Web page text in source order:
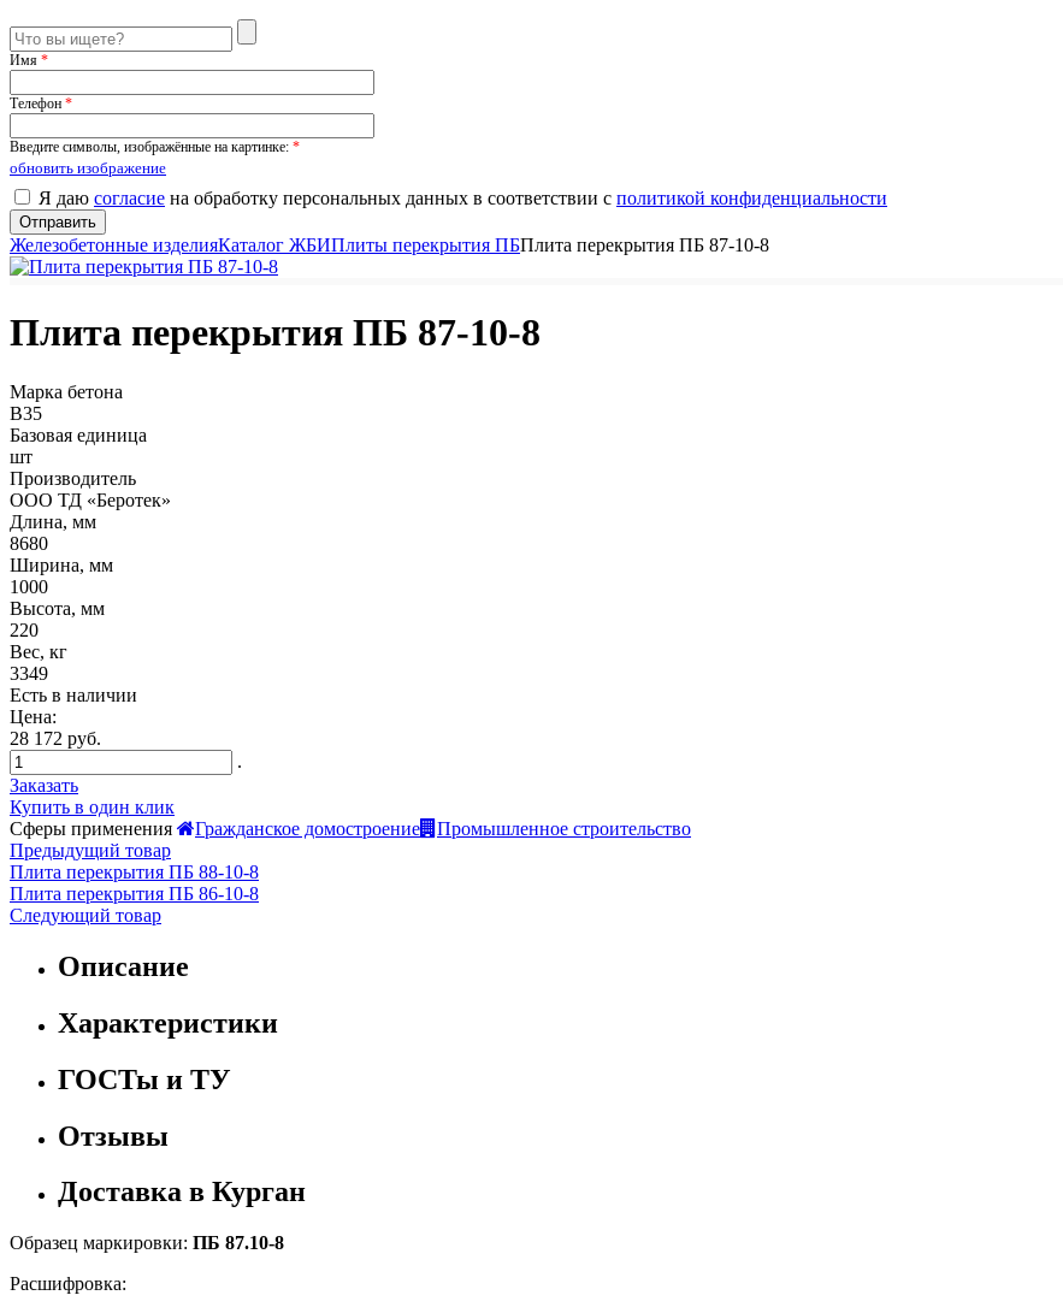
Имя *
Телефон *
Введите символы, изображённые на картинке: *
обновить изображение
Я даю согласие на обработку персональных данных в соответствии с политикой конфиденциальности
Железобетонные изделияКаталог ЖБИПлиты перекрытия ПБПлита перекрытия ПБ 87-10-8
Плита перекрытия ПБ 87-10-8
Марка бетона
B35
Базовая единица
шт
Производитель
ООО ТД «Беротек»
Длина, мм
8680
Ширина, мм
1000
Высота, мм
220
Вес, кг
3349
Есть в наличии
Цена:
28 172 руб.
.
Заказать
Купить в один клик
Сферы применения
Гражданское домостроение
Промышленное строительство
Предыдущий товар
Плита перекрытия ПБ 88-10-8
Плита перекрытия ПБ 86-10-8
Следующий товар
Описание
Характеристики
ГОСТы и ТУ
Отзывы
Доставка в Курган
Образец маркировки: ПБ 87.10-8
Расшифровка: